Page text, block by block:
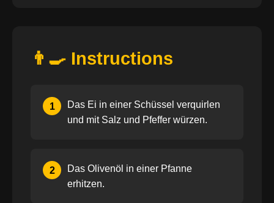
👨‍🍳 Instructions
1
Das Ei in einer Schüssel verquirlen
und mit Salz und Pfeffer würzen.
2
Das Olivenöl in einer Pfanne
erhitzen.